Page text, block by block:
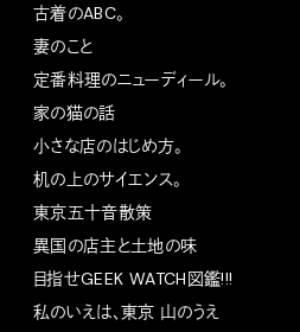
古着のABC。
妻のこと
定番料理のニューディール。
家の猫の話
小さな店のはじめ方。
机の上のサイエンス。
東京五十音散策
異国の店主と土地の味
目指せGEEK WATCH図鑑!!!
私のいえは、東京 山のうえ